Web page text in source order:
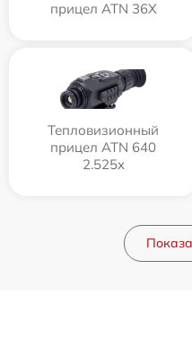
прицел ATN 36X
Тепловизионный
прицел ATN 640
2.525x